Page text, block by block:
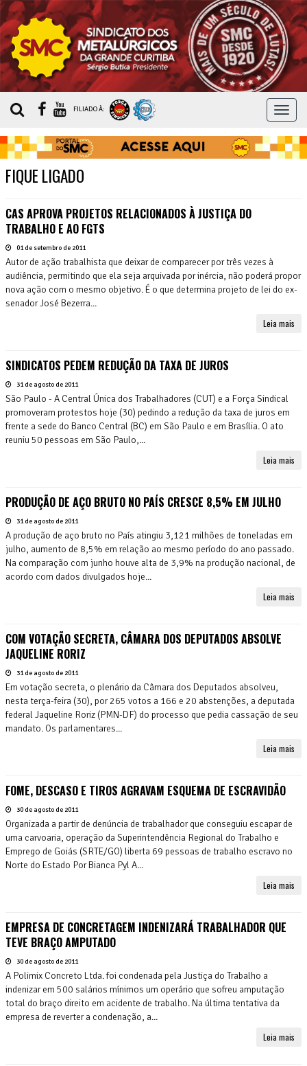
MENU
FILIADO À:
FIQUE LIGADO
CAS APROVA PROJETOS RELACIONADOS À JUSTIÇA DO
TRABALHO E AO FGTS
01 de setembro de 2011
Autor de ação trabalhista que deixar de comparecer por três vezes à
audiência, permitindo que ela seja arquivada por inércia, não poderá propor
nova ação com o mesmo objetivo. É o que determina projeto de lei do ex-
senador José Bezerra...
Leia mais
SINDICATOS PEDEM REDUÇÃO DA TAXA DE JUROS
31 de agosto de 2011
São Paulo - A Central Única dos Trabalhadores (CUT) e a Força Sindical
promoveram protestos hoje (30) pedindo a redução da taxa de juros em
frente a sede do Banco Central (BC) em São Paulo e em Brasília. O ato
reuniu 50 pessoas em São Paulo,...
Leia mais
PRODUÇÃO DE AÇO BRUTO NO PAÍS CRESCE 8,5% EM JULHO
31 de agosto de 2011
A produção de aço bruto no País atingiu 3,121 milhões de toneladas em
julho, aumento de 8,5% em relação ao mesmo período do ano passado.
Na comparação com junho houve alta de 3,9% na produção nacional, de
acordo com dados divulgados hoje...
Leia mais
COM VOTAÇÃO SECRETA, CÂMARA DOS DEPUTADOS ABSOLVE
JAQUELINE RORIZ
31 de agosto de 2011
Em votação secreta, o plenário da Câmara dos Deputados absolveu,
nesta terça-feira (30), por 265 votos a 166 e 20 abstenções, a deputada
federal Jaqueline Roriz (PMN-DF) do processo que pedia cassação de seu
mandato. Os parlamentares...
Leia mais
FOME, DESCASO E TIROS AGRAVAM ESQUEMA DE ESCRAVIDÃO
30 de agosto de 2011
Organizada a partir de denúncia de trabalhador que conseguiu escapar de
uma carvoaria, operação da Superintendência Regional do Trabalho e
Emprego de Goiás (SRTE/GO) liberta 69 pessoas de trabalho escravo no
Norte do Estado Por Bianca Pyl A...
Leia mais
EMPRESA DE CONCRETAGEM INDENIZARÁ TRABALHADOR QUE
TEVE BRAÇO AMPUTADO
30 de agosto de 2011
A Polimix Concreto Ltda. foi condenada pela Justiça do Trabalho a
indenizar em 500 salários mínimos um operário que sofreu amputação
total do braço direito em acidente de trabalho. Na última tentativa da
empresa de reverter a condenação, a...
Leia mais